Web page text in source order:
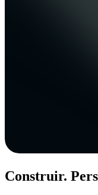
Construir.